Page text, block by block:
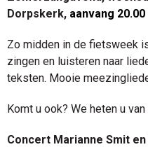
Dorpskerk, aanvang 20.00
Zo midden in de fietsweek
zingen en luisteren naar
teksten. Mooie
Komt u ook? We heten u
Concert Marianne Smit